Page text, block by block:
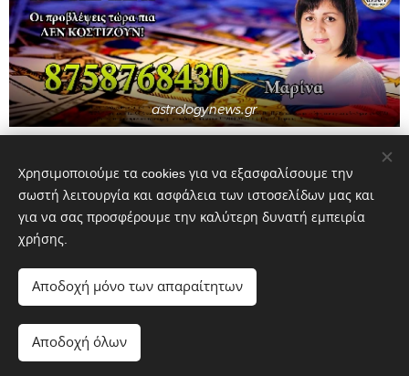
astrologynews.gr
Newsphone στ. 0.79€/1' κιν. 0.82€/1' συμπ/νου φπα και
τηλεπικοινωνιακό τέλος. Helpline 2109472166
www.astrologynews.gr
Χρησιμοποιούμε τα cookies για να εξασφαλίσουμε την
σωστή λειτουργία και ασφάλεια των ιστοσελίδων μας και
για να σας προσφέρουμε την καλύτερη δυνατή εμπειρία
χρήσης.
Αποδοχή μόνο των απαραίτητων
Αποδοχή όλων